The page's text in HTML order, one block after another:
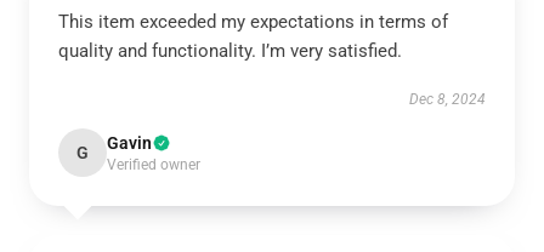
This item exceeded my expectations in terms of
quality and functionality. I’m very satisfied.
Dec 8, 2024
G Gavin
Verified owner